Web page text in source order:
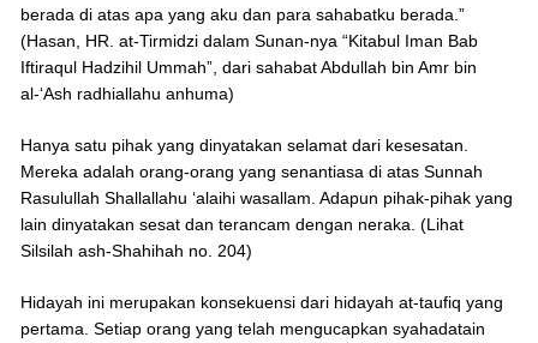
berada di atas apa yang aku dan para sahabatku berada.”
(Hasan, HR. at-Tirmidzi dalam Sunan-nya “Kitabul Iman Bab
Iftiraqul Hadzihil Ummah”, dari sahabat Abdullah bin Amr bin
al-‘Ash radhiallahu anhuma)
Hanya satu pihak yang dinyatakan selamat dari kesesatan.
Mereka adalah orang-orang yang senantiasa di atas Sunnah
Rasulullah Shallallahu ‘alaihi wasallam. Adapun pihak-pihak yang
lain dinyatakan sesat dan terancam dengan neraka. (Lihat
Silsilah ash-Shahihah no. 204)
Hidayah ini merupakan konsekuensi dari hidayah at-taufiq yang
pertama. Setiap orang yang telah mengucapkan syahadatain